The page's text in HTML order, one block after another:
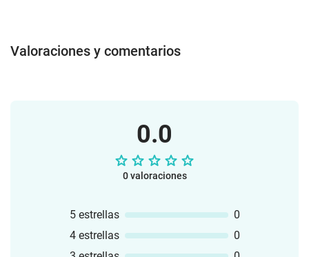
Valoraciones y comentarios
0.0
0 valoraciones
5 estrellas
0
4 estrellas
0